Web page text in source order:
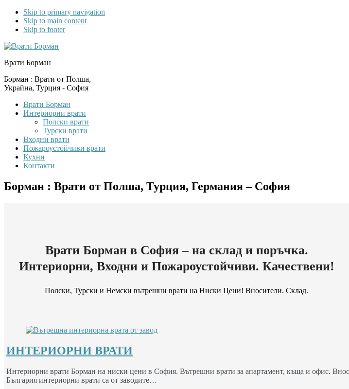
Skip to primary navigation
Skip to main content
Skip to footer
Врати Борман
Борман : Врати от Полша,
Украйна, Турция - София
Врати Борман
Интериорни врати
Полски врати
Турски врати
Входни врати
Пожароустойчиви врати
Кухни
Контакти
Борман : Врати от Полша, Турция, Германия – София
Врати Борман в София – на склад и поръчка.
Интериорни, Входни и Пожароустойчиви. Качествени!
Полски, Турски и Немски вътрешни врати на Ниски Цени! Вносители. Склад.
ИНТЕРИОРНИ ВРАТИ
Интериорни врати Борман на ниски цени в София. Вътрешни врати за апартамент, къща и офис.
България интериорни врати са от заводите…